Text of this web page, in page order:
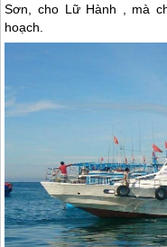
Sơn , cho Lữ Hành , mà
hoạch.